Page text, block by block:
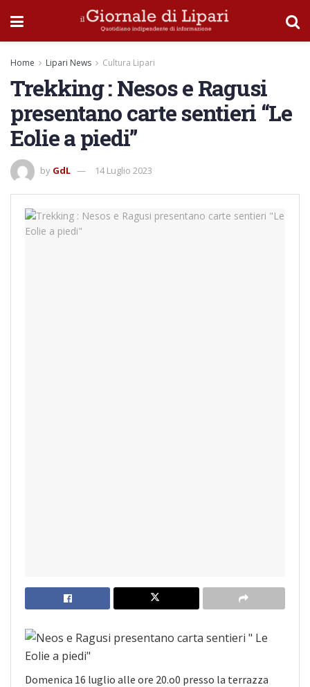
Home Lipari News Cultura Lipari
Trekking : Nesos e Ragusi
presentano carte sentieri “Le
Eolie a piedi”
by GdL 14 Luglio 2023
Domenica 16 luglio alle ore 20.o0 presso la terrazza